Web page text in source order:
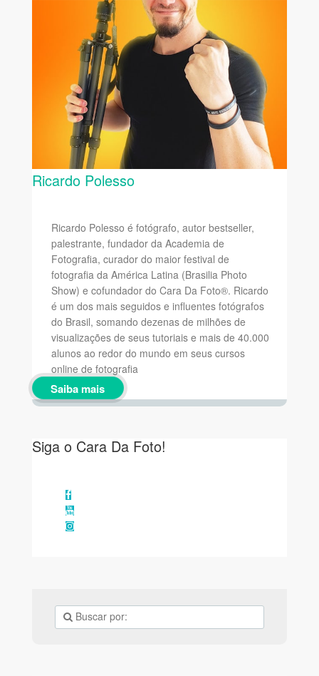
Ricardo Polesso
Ricardo Polesso é fotógrafo, autor bestseller,
palestrante, fundador da Academia de
Fotografia, curador do maior festival de
fotografia da América Latina (Brasilia Photo
Show) e cofundador do Cara Da Foto®. Ricardo
é um dos mais seguidos e influentes fotógrafos
do Brasil, somando dezenas de milhões de
visualizações de seus tutoriais e mais de 40.000
alunos ao redor do mundo em seus cursos
online de fotografia
Saiba mais
Siga o Cara Da Foto!
Facebook
YouTube
Instagram